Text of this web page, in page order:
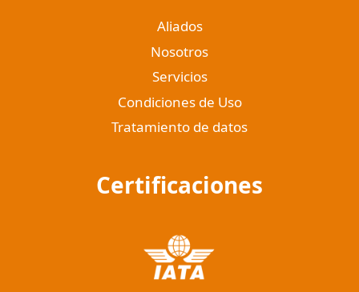
Aliados
Nosotros
Servicios
Condiciones de Uso
Tratamiento de datos
Certificaciones